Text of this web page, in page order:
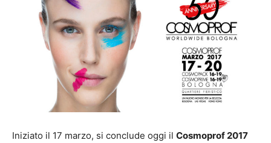
Iniziato il 17 marzo, si conclude oggi il Cosmoprof 2017